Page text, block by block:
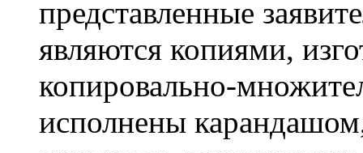
представленные
являются копиями,
копировально-
исполнены